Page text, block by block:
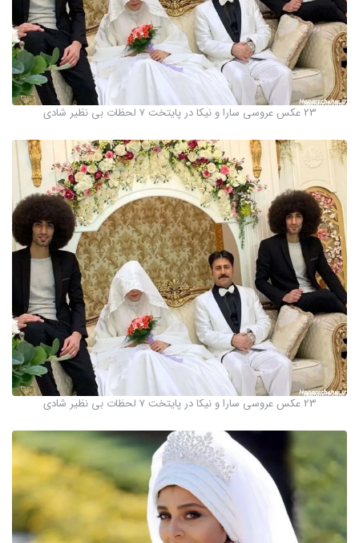
23 عکس عروسی سارا و نیکا در پایتخت ۷ لحظات بی نظیر شادی
23 عکس عروسی سارا و نیکا در پایتخت ۷ لحظات بی نظیر شادی